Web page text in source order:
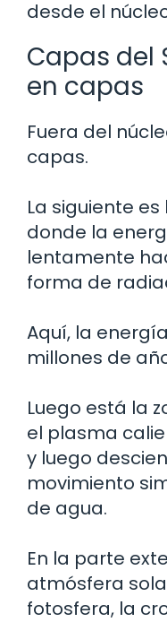
desde el
Capas del
en capas
Fuera del
capas.
La siguiente
donde la
lentamente
forma de
Aquí, la
millones de
Luego está la
el plasma
y luego
movimiento
de agua.
En la parte
atmósfera
fotosfera, la